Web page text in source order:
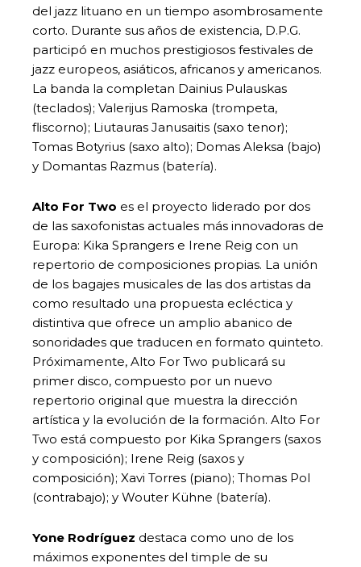
del jazz lituano en un tiempo asombrosamente
corto. Durante sus años de existencia, D.P.G.
participó en muchos prestigiosos festivales de
jazz europeos, asiáticos, africanos y americanos.
La banda la completan Dainius Pulauskas
(teclados); Valerijus Ramoska (trompeta,
fliscorno); Liutauras Janusaitis (saxo tenor);
Tomas Botyrius (saxo alto); Domas Aleksa (bajo)
y Domantas Razmus (batería).
Alto For Two es el proyecto liderado por dos
de las saxofonistas actuales más innovadoras de
Europa: Kika Sprangers e Irene Reig con un
repertorio de composiciones propias. La unión
de los bagajes musicales de las dos artistas da
como resultado una propuesta ecléctica y
distintiva que ofrece un amplio abanico de
sonoridades que traducen en formato quinteto.
Próximamente, Alto For Two publicará su
primer disco, compuesto por un nuevo
repertorio original que muestra la dirección
artística y la evolución de la formación. Alto For
Two está compuesto por Kika Sprangers (saxos
y composición); Irene Reig (saxos y
composición); Xavi Torres (piano); Thomas Pol
(contrabajo); y Wouter Kühne (batería).
Yone Rodríguez destaca como uno de los
máximos exponentes del timple de su